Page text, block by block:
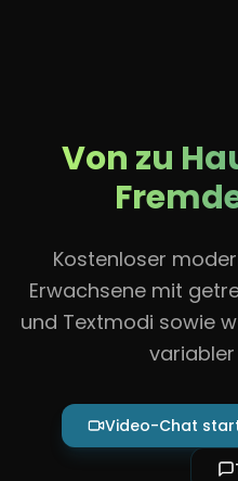
Von zu
Kostenloser
Erwachsene mit
und Textmodi sowie
Video-Chat